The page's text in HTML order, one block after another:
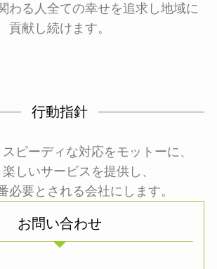
わる人全ての幸せを追求し地域に
貢献し続けます。
行動指針
ピーディな対応をモットーに、
しいサービスを提供し、
必要とされる会社にします。
お問い合わせ